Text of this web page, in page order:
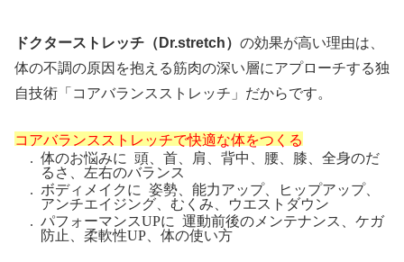
ドクターストレッチ（Dr.stretch） の効果が高い理由は、
体の不調の原因を抱える筋肉の深い層にアプローチする独
自技術「コアバランスストレッチ」だからです。
コアバランスストレッチで快適な体をつくる
体のお悩みに 頭、首、肩、背中、腰、膝、全身のだ
るさ、左右のバランス
ボディメイクに 姿勢、能力アップ、ヒップアップ、
アンチエイジング、むくみ、ウエストダウン
パフォーマンスUPに 運動前後のメンテナンス、ケガ
防止、柔軟性UP、体の使い方